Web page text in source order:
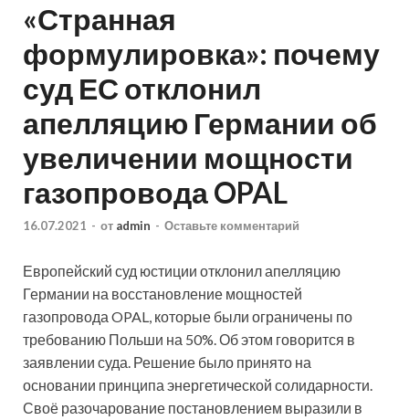
«Странная
формулировка»: почему
суд ЕС отклонил
апелляцию Германии об
увеличении мощности
газопровода OPAL
16.07.2021 - от admin - Оставьте комментарий
Европейский суд юстиции отклонил апелляцию
Германии на восстановление мощностей
газопровода OPAL, которые были ограничены по
требованию Польши на 50%. Об этом говорится в
заявлении суда. Решение было принято на
основании принципа энергетической солидарности.
Своё разочарование постановлением выразили в